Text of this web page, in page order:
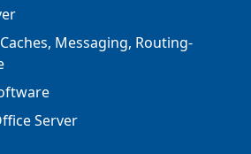
Messaging, Routing-
Server